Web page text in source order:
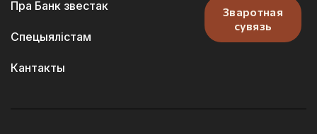
Пра Банк звестак
Спецыялістам
Кантакты
Зваротная
сувязь